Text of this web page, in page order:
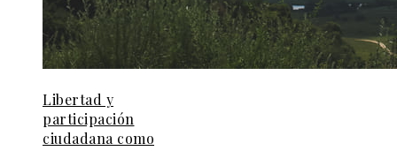
Libertad y
participación
ciudadana como